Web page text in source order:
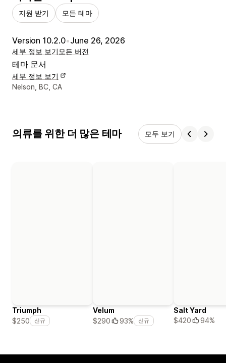
지원 받기 모든 테마
Version 10.2.0•June 26, 2026
세부 정보 보기 모든 버전
테마 문서
세부 정보 보기
디자이너 연락처 세부 정보
Nelson, BC, CA
의류를 위한 더 많은 테마 모두 보기
Triumph
$250
신규
Velum
$290
93% 신규
Salt Yard
$420
94%